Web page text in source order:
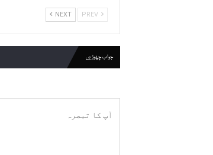
NEXT
جواب چھوڑیں